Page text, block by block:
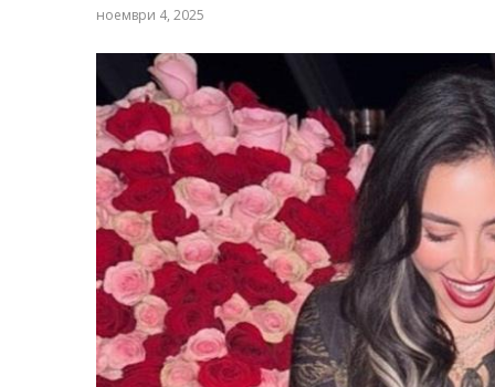
ноември 4, 2025